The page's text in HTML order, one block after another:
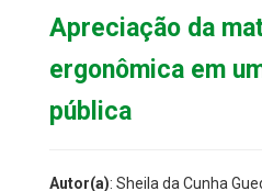
Apreciação da
ergonômica em
pública
Autor(a): Sheila da Cunha